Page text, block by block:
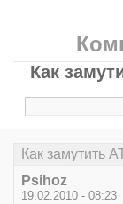
Как
Как замутить
Psihoz
19.02.2010 - 08:23